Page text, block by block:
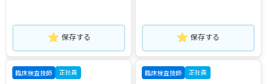
保存する 保存する
臨床検査技師 正社員 臨床検査技師 正社員